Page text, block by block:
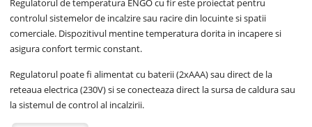
Regulatorul de temperatura ENGO cu fir este proiectat pentru
controlul sistemelor de incalzire sau racire din locuinte si spatii
comerciale. Dispozitivul mentine temperatura dorita in incapere si
asigura confort termic constant.
Regulatorul poate fi alimentat cu baterii (2xAAA) sau direct de la
reteaua electrica (230V) si se conecteaza direct la sursa de caldura sau
la sistemul de control al incalzirii.